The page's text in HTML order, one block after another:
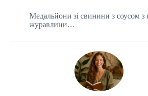
Медальйони зі свинини з соусом з
журавлини…